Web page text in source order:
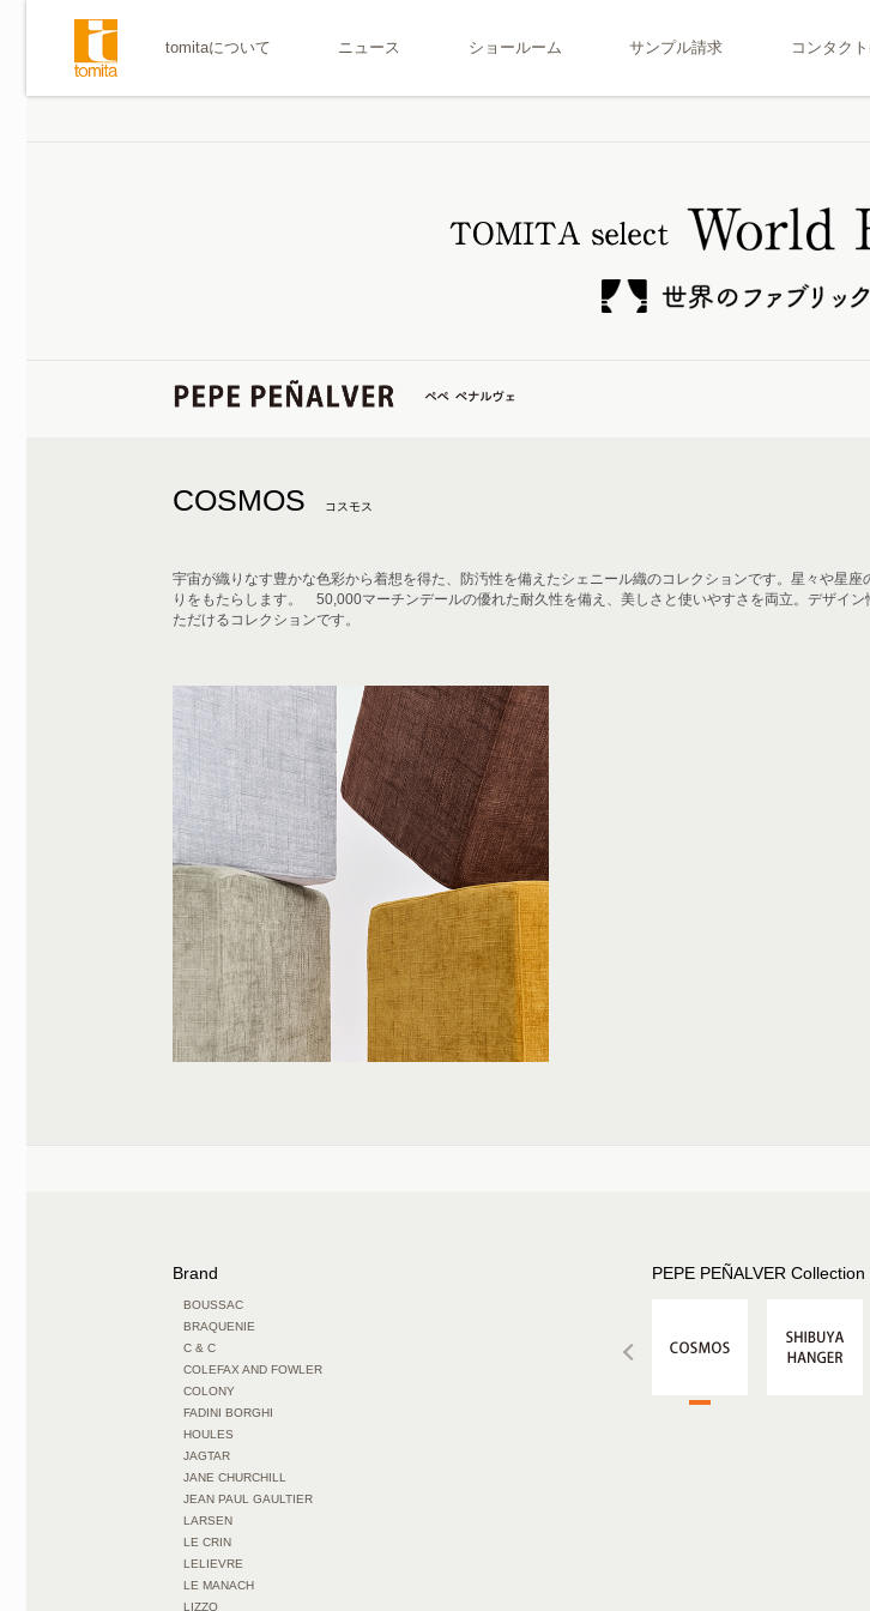
tomitaについて ニュース ショールーム サンプル請求 コンタク
COSMOS コスモス
宇宙が織りなす豊かな色彩から着想を得た、防汚性を備えたシェニール織のコレクションです。星々や星
りをもたらします。 50,000マーチンデールの優れた耐久性を備え、美しさと使いやすさを両立。デザイ
ただけるコレクションです。
PEPE PEÑALVER Collection
Brand
BOUSSAC
BRAQUENIE
C & C
COLEFAX AND FOWLER
COLONY
FADINI BORGHI
HOULES
JAGTAR
JANE CHURCHILL
JEAN PAUL GAULTIER
LARSEN
LE CRIN
LELIEVRE
LE MANACH
LIZZO